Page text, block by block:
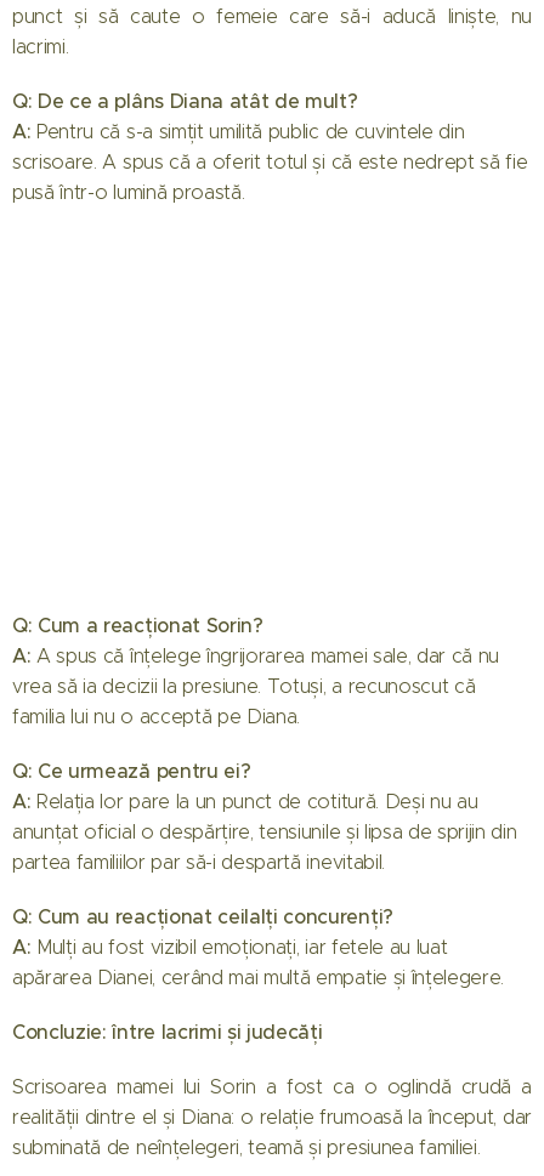
punct și să caute o femeie care să-i aducă liniște, nu
lacrimi.
Q: De ce a plâns Diana atât de mult?
A: Pentru că s-a simțit umilită public de cuvintele din
scrisoare. A spus că a oferit totul și că este nedrept să fie
pusă într-o lumină proastă.
Q: Cum a reacționat Sorin?
A: A spus că înțelege îngrijorarea mamei sale, dar că nu
vrea să ia decizii la presiune. Totuși, a recunoscut că
familia lui nu o acceptă pe Diana.
Q: Ce urmează pentru ei?
A: Relația lor pare la un punct de cotitură. Deși nu au
anunțat oficial o despărțire, tensiunile și lipsa de sprijin din
partea familiilor par să-i despartă inevitabil.
Q: Cum au reacționat ceilalți concurenți?
A: Mulți au fost vizibil emoționați, iar fetele au luat
apărarea Dianei, cerând mai multă empatie și înțelegere.
Concluzie: între lacrimi și judecăți
Scrisoarea mamei lui Sorin a fost ca o oglindă crudă a
realității dintre el și Diana: o relație frumoasă la început, dar
subminată de neînțelegeri, teamă și presiunea familiei.